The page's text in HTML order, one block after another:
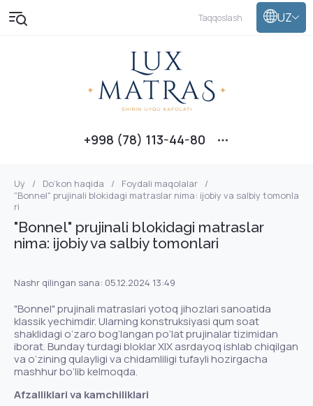
+998 (78) 113-44-80
Taqqoslash UZ
Uy / Do‘kon haqida / Foydali maqolalar
/
"Bonnel" prujinali blokidagi matraslar nima: ijobiy va salbiy tomonla
ri
"Bonnel" prujinali blokidagi matraslar
nima: ijobiy va salbiy tomonlari
Nashr qilingan sana: 05.12.2024 13:49
"Bonnel" prujinali matraslari yotoq jihozlari sanoatida
klassik yechimdir. Ularning konstruksiyasi qum soat
shaklidagi o‘zaro bog‘langan po‘lat prujinalar tizimidan
iborat. Bunday turdagi bloklar XIX asrdayoq ishlab chiqilgan
va o‘zining qulayligi va chidamliligi tufayli hozirgacha
mashhur bo‘lib kelmoqda.
Afzalliklari va kamchiliklari